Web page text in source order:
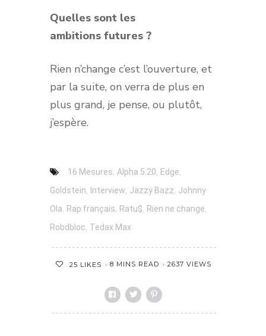
Quelles sont les
ambitions futures ?
Rien n’change c’est l’ouverture, et
par la suite, on verra de plus en
plus grand, je pense, ou plutôt,
j’espère.
16 Mesures, Alpha 5.20, Edge,
Goldstein, Interview, Jazzy Bazz, Johnny
Ola, Rap français, Ratu$, Rien ne change,
Robdbloc, Tedax Max
25 LIKES 8 MINS READ 2637 VIEWS